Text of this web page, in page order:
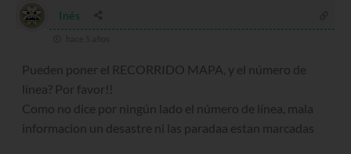
Inés
Pueden poner el RECORRIDO MAPA, y el número de
linea? Por favor!!
Como no dice por ningún lado el número de línea, mala
informacion un desastre ni las paradaa estan marcadas